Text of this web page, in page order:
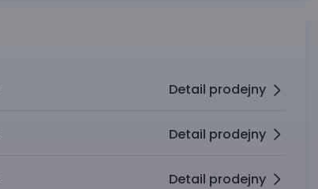
Detail prodejny
Detail prodejny
Detail prodejny